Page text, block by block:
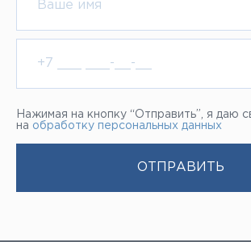
Нажимая на кнопку “Отправить”, я даю
на обработку персональных данных